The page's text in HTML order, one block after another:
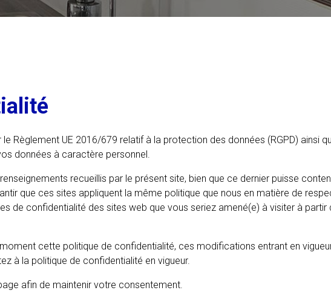
Règlement UE 2016/679 relatif à la protection des données (RGPD) ainsi
données à caractère personnel.
recueillis par le présent site, bien que ce dernier puisse
que ces sites appliquent la même politique que nous en matière de
de confidentialité des sites web que vous seriez amené(e) à visiter à
cette politique de confidentialité, ces modifications entrant en
à la politique de confidentialité en vigueur.
afin de maintenir votre consentement.